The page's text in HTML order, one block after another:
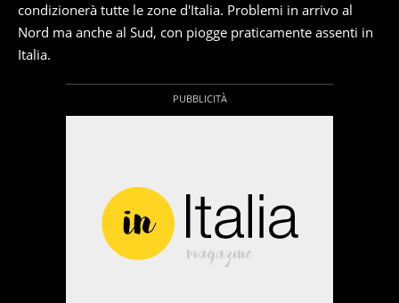
condizionerà tutte le zone d'Italia. Problemi in arrivo al
Nord ma anche al Sud, con piogge praticamente assenti in
Italia.